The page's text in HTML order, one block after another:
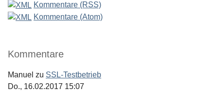
Kommentare (RSS)
Kommentare (Atom)
Kommentare
Manuel zu SSL-Testbetrieb
Do., 16.02.2017 15:07